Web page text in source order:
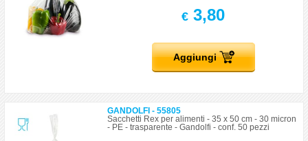
€ 3,80
Aggiungi
GANDOLFI - 55805
Sacchetti Rex per alimenti - 35 x 50 cm - 30 micron
- PE - trasparente - Gandolfi - conf. 50 pezzi